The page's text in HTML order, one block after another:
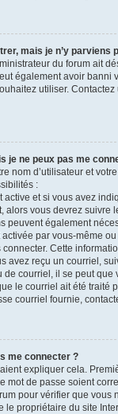
mais je n’y parviens
du forum ait
également avoir banni
utiliser.
je ne peux pas me
nom d’utilisateur et
:
active et si vous avez
alors vous devrez suivre
peuvent également
par vous-même
Cette
avez reçu un courriel,
de courriel, il se peut que
le courriel ait été traité
courriel fournie,
me connecter ?
expliquer cela.
mot de passe soient
pour vérifier que vous
le propriétaire du site